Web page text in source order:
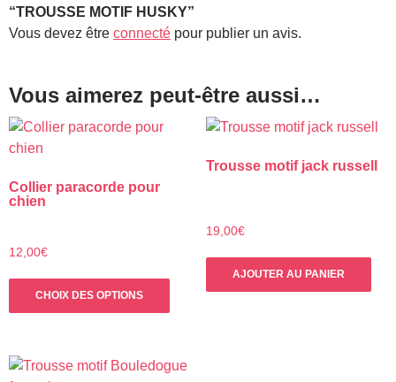
“TROUSSE MOTIF HUSKY”
Vous devez être connecté pour publier un avis.
Vous aimerez peut-être aussi…
Collier paracorde pour
chien
12,00€
CHOIX DES OPTIONS
Ce
variations.
Trousse motif jack russell
19,00€
AJOUTER AU PANIER